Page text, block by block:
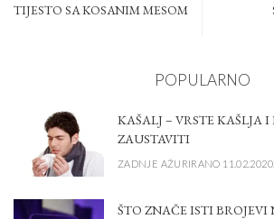
TIJESTO SA KOSANIM MESOM
POPULARNO
KAŠALJ – VRSTE KAŠLJA
ZAUSTAVITI
ZADNJE AŽURIRANO 11.02.2020.
ŠTO ZNAČE ISTI BROJEVI